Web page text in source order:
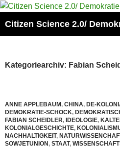
Zum
springen
Citizen Science 2.0/
Kategoriearchiv: Fabian
ANNE APPLEBAUM, CHINA, DE-
DEMOKRATIE-SCHOCK,
FABIAN SCHEIDLER, IDEOLOGIE,
KOLONIALGESCHICHTE,
NACHHALTIGKEIT,
SOWJETUNION, STAAT,